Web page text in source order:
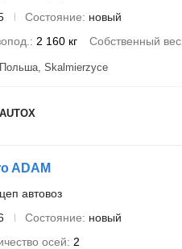
Состояние
новый
2 160 кг Собственный вес
Польша, Skalmierzyce
AUTOX
ADAM
автовоз
Состояние
новый
осей
2